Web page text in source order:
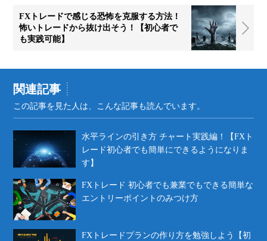
FXトレードで感じる恐怖を克服する方法！
怖いトレードから抜け出そう！【初心者で
も実践可能】
関連記事
この記事を見た人は、こんな記事も読んでいます。
水平ラインの引き方 チャート実践編！【FXト
レード初心者でも簡単にできるようになりま
す】
FXトレード 初心者でも兼業でもできる簡単な
エントリーポイントのみつけ方
FXトレードプランの作り方を勉強しよう【初